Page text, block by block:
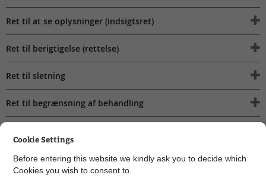
Ret til at se oplysninger (indsigtsret)
Ret til berigtigelse (rettelse)
Ret til sletning
Ret til begrænsning af behandling
Vi er den dataansvarlige – hvordan kontakter du os?
Cookie Settings
Before entering this website we kindly ask you to decide which
Cookies you wish to consent to.